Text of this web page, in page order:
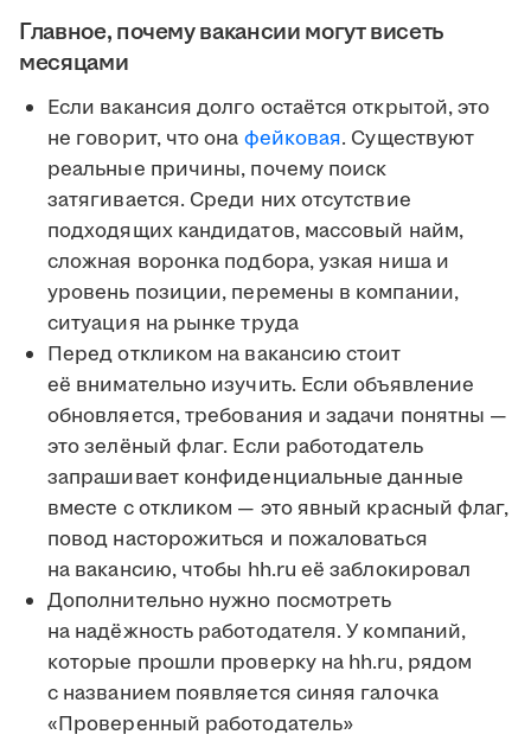
Главное, почему вакансии могут висеть
месяцами
Если вакансия долго остаётся открытой, это
не говорит, что она фейковая. Существуют
реальные причины, почему поиск
затягивается. Среди них отсутствие
подходящих кандидатов, массовый найм,
сложная воронка подбора, узкая ниша и
уровень позиции, перемены в компании,
ситуация на рынке труда
Перед откликом на вакансию стоит
её внимательно изучить. Если объявление
обновляется, требования и задачи понятны —
это зелёный флаг. Если работодатель
запрашивает конфиденциальные данные
вместе с откликом — это явный красный флаг,
повод насторожиться и пожаловаться
на вакансию, чтобы hh.ru её заблокировал
Дополнительно нужно посмотреть
на надёжность работодателя. У компаний,
которые прошли проверку на hh.ru, рядом
с названием появляется синяя галочка
«Проверенный работодатель»